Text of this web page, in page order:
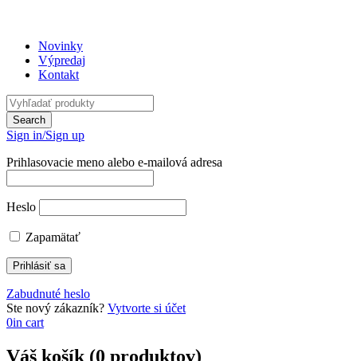
Novinky
Výpredaj
Kontakt
Sign in/Sign up
Prihlasovacie meno alebo e-mailová adresa
Heslo
Zapamätať
Zabudnuté heslo
Ste nový zákazník? Vytvorte si účet
0in cart
Váš košík (0 produktov)